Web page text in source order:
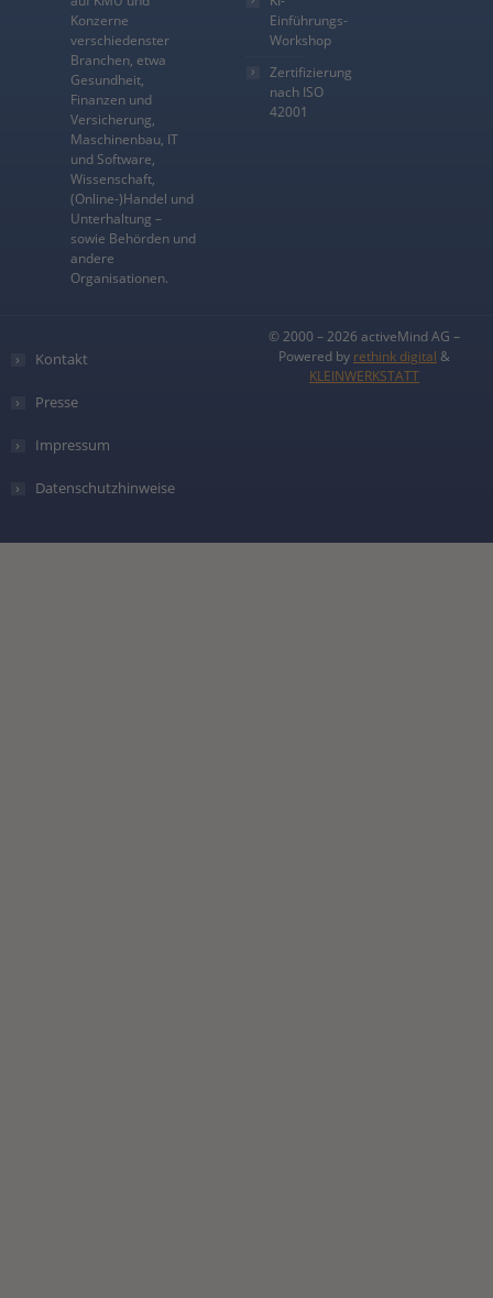
Konzerne
verschiedenster
Branchen, etwa
Gesundheit,
Finanzen und
Versicherung,
Maschinenbau, IT
und Software,
Wissenschaft,
(Online-)Handel und
Unterhaltung –
sowie Behörden und
andere
Organisationen.
Einführungs-
Workshop
Zertifizierung
nach ISO
42001
Kontakt
Presse
Impressum
Datenschutzhinweise
© 2000 – 2026 activeMind AG –
Powered by rethink digital &
KLEINWERKSTATT